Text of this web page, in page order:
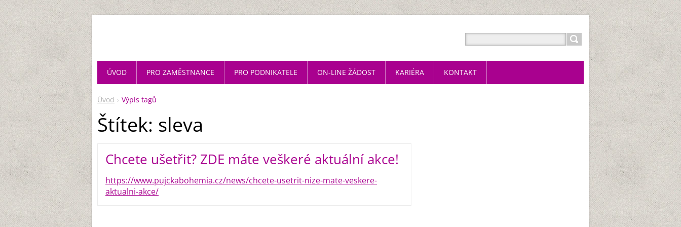
Úvod Výpis tagů
Štítek: sleva
Chcete ušetřit? ZDE máte veškeré aktuální akce!
https://www.pujckabohemia.cz/news/chcete-usetrit-nize-mate-veskere-
aktualni-akce/
ÚVOD PRO ZAMĚSTNANCE PRO PODNIKATELE ON-LINE ŽÁDOST KARIÉRA KONTAKT